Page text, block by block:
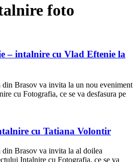
foto
– intalnire cu Vlad Eftenie la
Brasov va invita la un nou eveniment
cu Fotografia, ce se va desfasura pe
cu Tatiana Volontir
Brasov va invita la al doilea
Intalnire cu Fotografia, ce se va